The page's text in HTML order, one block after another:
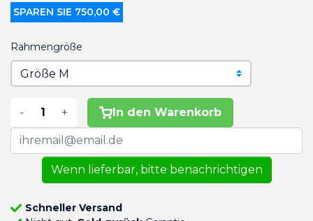
SPAREN SIE 750,00 €
Rahmengröße
- + In den Warenkorb
Wenn lieferbar, bitte benachrichtigen
Schneller Versand